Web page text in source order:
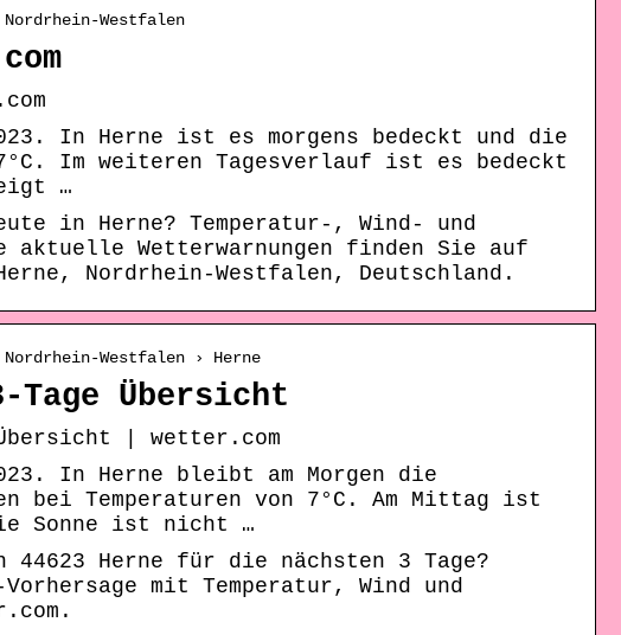
Westfalen
In Herne ist es morgens bedeckt und die
Im weiteren Tagesverlauf ist es bedeckt
…
in Herne? Temperatur-, Wind- und
aktuelle Wetterwarnungen finden Sie auf
Nordrhein-Westfalen, Deutschland.
Westfalen › Herne
Tage Übersicht
| wetter.com
In Herne bleibt am Morgen die
bei Temperaturen von 7°C. Am Mittag ist
Sonne ist nicht …
Herne für die nächsten 3 Tage?
mit Temperatur, Wind und